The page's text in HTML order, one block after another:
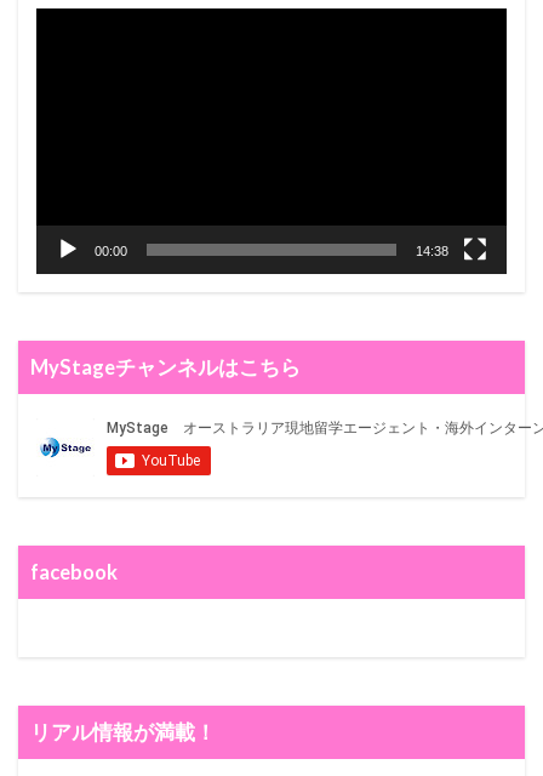
Video
00:00 14:38
MyStageチャンネルはこちら
facebook
リアル情報が満載！